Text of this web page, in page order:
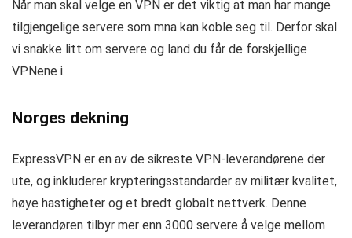
Når man skal velge en VPN er det viktig at man har mange
tilgjengelige servere som mna kan koble seg til. Derfor skal
vi snakke litt om servere og land du får de forskjellige
VPNene i.
Norges dekning
ExpressVPN er en av de sikreste VPN-leverandørene der
ute, og inkluderer krypteringsstandarder av militær kvalitet,
høye hastigheter og et bredt globalt nettverk. Denne
leverandøren tilbyr mer enn 3000 servere å velge mellom